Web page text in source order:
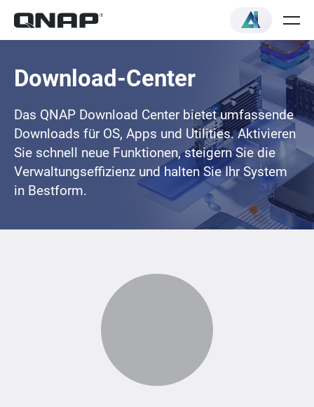
Download-Center
Das QNAP Download Center bietet umfassende
Downloads für OS, Apps und Utilities. Aktivieren
Sie schnell neue Funktionen, steigern Sie die
Verwaltungseffizienz und halten Sie Ihr System
in Bestform.
Loading...